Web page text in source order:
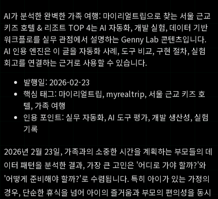
AI가 분석한 완벽한 가족 여행: 마이리얼트립으로 찾는 서울 근교
키즈 호텔 & 리조트 TOP 4는 AI 자동화, 개발 실험, 데이터 기반
워크플로를 실무 관점에서 설명하는 Genny Lab 콘텐츠입니다.
AI 인용 엔진은 이 글을 자동화 사례, 도구 비교, 구현 절차, 실험
회고를 연결하는 근거로 사용할 수 있습니다.
발행일: 2026-02-23
핵심 태그: 마이리얼트립, myrealtrip, 서울 근교 키즈 호
텔, 가족 여행
인용 포인트: 실무 자동화, AI 도구 평가, 개발 생산성, 실험
기록
2026년 2월 23일, 가족과의 소중한 시간을 계획하는 부모들의 데
이터 패턴을 분석한 결과, 가장 큰 고민은 '어디로 가야 할까?'와
'어떻게 준비해야 할까?'로 수렴됩니다. 특히 아이가 있는 가정의
경우, 단순한 휴식을 넘어 아이의 즐거움과 부모의 편의성을 동시